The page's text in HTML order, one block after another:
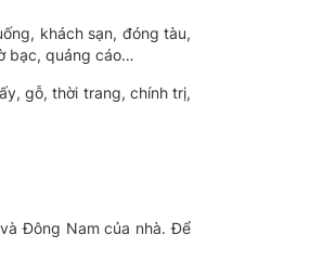
khách sạn, đóng tàu,
bạc, quảng cáo…
gỗ, thời trang, chính trị,
Đông Nam của nhà. Để